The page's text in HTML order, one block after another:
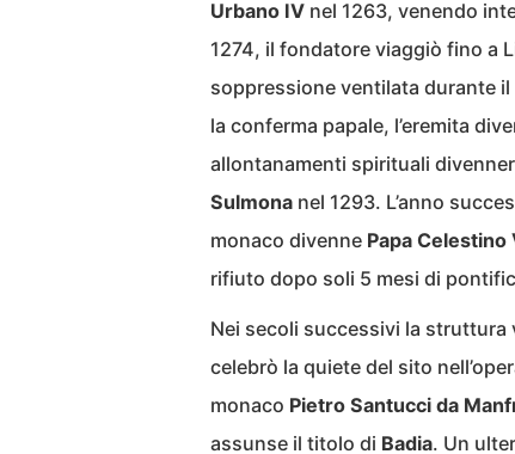
Urbano IV nel 1263, venendo
1274, il fondatore viaggiò fino a
soppressione ventilata durante
la conferma papale, l’eremita
allontanamenti spirituali
Sulmona nel 1293. L’anno
monaco divenne Papa Celestino
rifiuto dopo soli 5 mesi di
Nei secoli successivi la
celebrò la quiete del sito
monaco Pietro Santucci da
assunse il titolo di Badia. Un